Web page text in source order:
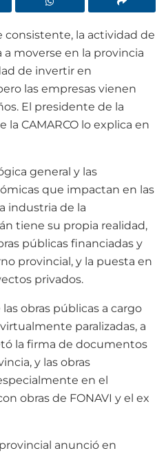
la actividad de
moverse en la provincia
de invertir en
las empresas vienen
El presidente de la
CAMARCO lo explica en
general y las
que impactan en las
industria de la
tiene su propia realidad,
públicas financiadas y
provincial, y la puesta en
privados.
obras públicas a cargo
paralizadas, a
la firma de documentos
y las obras
en el
obras de FONAVI y el ex
anunció en